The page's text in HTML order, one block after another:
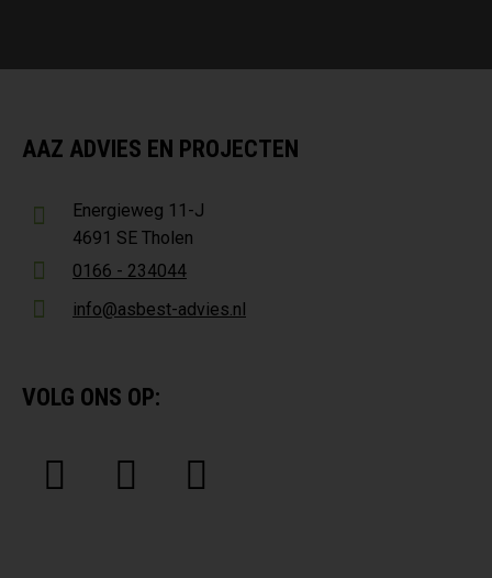
AAZ ADVIES EN PROJECTEN
Energieweg 11-J
4691 SE Tholen
0166 - 234044
info@asbest-advies.nl
VOLG ONS OP: